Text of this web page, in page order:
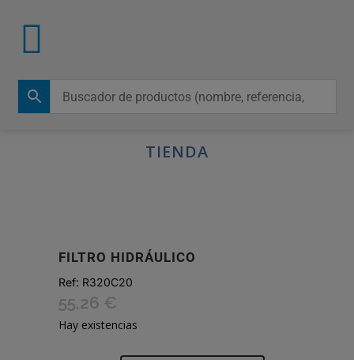
TIENDA
FILTRO HIDRÁULICO
Ref: R320C20
55,26 €
Hay existencias